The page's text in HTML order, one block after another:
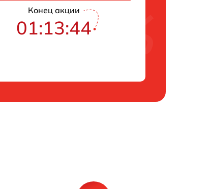
Конец акции
01:13:43